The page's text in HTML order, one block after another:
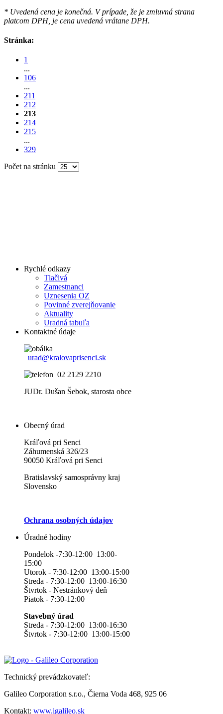
* Uvedená cena je konečná. V prípade, že je zmluvná strana
platcom DPH, je cena uvedená vrátane DPH.
Stránka:
1
...
106
...
211
212
213
214
215
...
329
Počet na stránku
Rychlé odkazy
Tlačivá
Zamestnanci
Uznesenia OZ
Povinné zverejňovanie
Aktuality
Uradná tabuľa
Kontaktné údaje
urad@kralovaprisenci.sk
02 2129 2210
JUDr. Dušan Šebok, starosta obce
Obecný úrad
Kráľová pri Senci
Záhumenská 326/23
90050 Kráľová pri Senci
Bratislavský samosprávny kraj
Slovensko
Ochrana osobných údajov
Úradné hodiny
Pondelok -7:30-12:00 13:00-
15:00
Utorok - 7:30-12:00 13:00-15:00
Streda - 7:30-12:00 13:00-16:30
Štvrtok - Nestránkový deň
Piatok - 7:30-12:00
Stavebný úrad
Streda - 7:30-12:00 13:00-16:30
Štvrtok - 7:30-12:00 13:00-15:00
Technický prevádzkovateľ:
Galileo Corporation s.r.o., Čierna Voda 468, 925 06
Kontakt: www.igalileo.sk